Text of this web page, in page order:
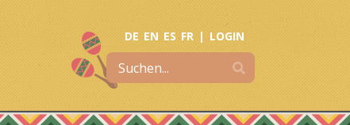
DE EN ES FR | LOGIN